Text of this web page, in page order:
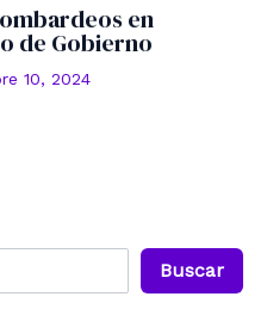
en
de Gobierno
10, 2024
Buscar